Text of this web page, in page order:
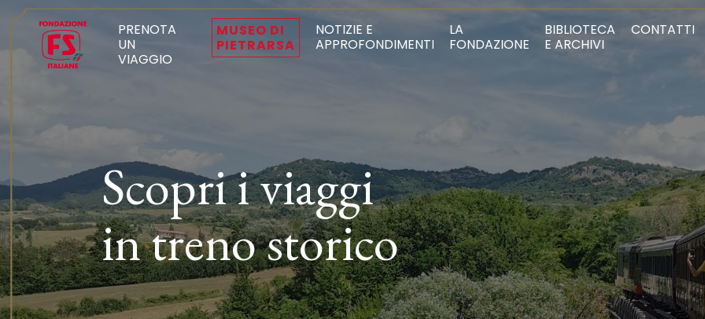
PRENOTA
UN
VIAGGIO
MUSEO DI
PIETRARSA
NOTIZIE E
APPROFONDIMENTI
LA
FONDAZIONE
BIBLIOTECA
E ARCHIVI
CONTATTI
Scopri i viaggi
in treno storico